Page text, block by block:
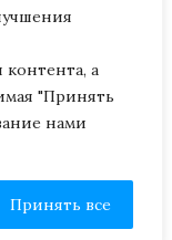
а
"Принять
нами
Принять все